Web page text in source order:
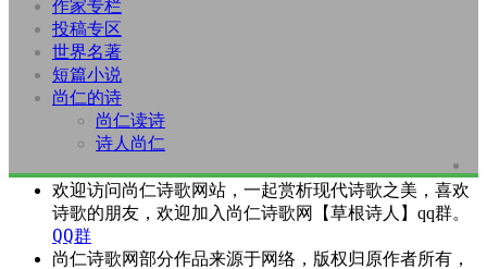
作家专栏
投稿专区
世界名著
短篇小说
尚仁的诗
尚仁读诗
诗人尚仁
欢迎访问尚仁诗歌网站，一起赏析现代诗歌之美，喜欢
诗歌的朋友，欢迎加入尚仁诗歌网【草根诗人】qq群。
QQ群
尚仁诗歌网部分作品来源于网络，版权归原作者所有，